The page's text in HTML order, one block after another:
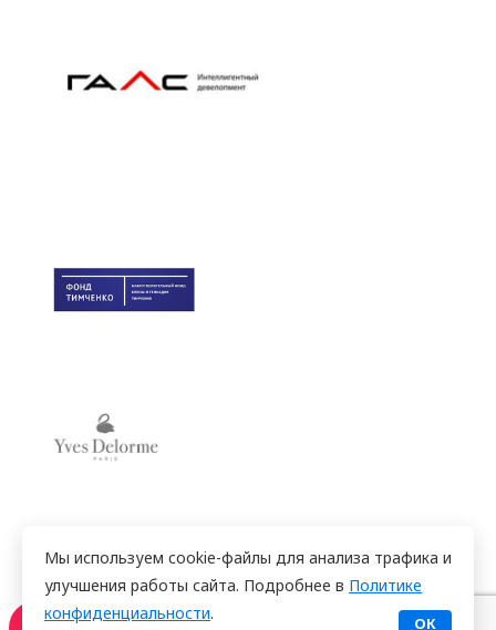
Мы используем cookie-файлы для анализа трафика и
улучшения работы сайта. Подробнее в Политике
конфиденциальности. ОК